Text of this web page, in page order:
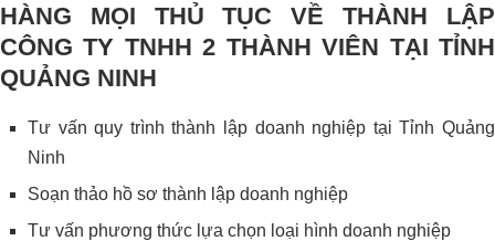
HÀNG MỌI THỦ TỤC VỀ THÀNH LẬP
CÔNG TY TNHH 2 THÀNH VIÊN TẠI TỈNH
QUẢNG NINH
Tư vấn quy trình thành lập doanh nghiệp tại Tỉnh Quảng
Ninh
Soạn thảo hồ sơ thành lập doanh nghiệp
Tư vấn phương thức lựa chọn loại hình doanh nghiệp